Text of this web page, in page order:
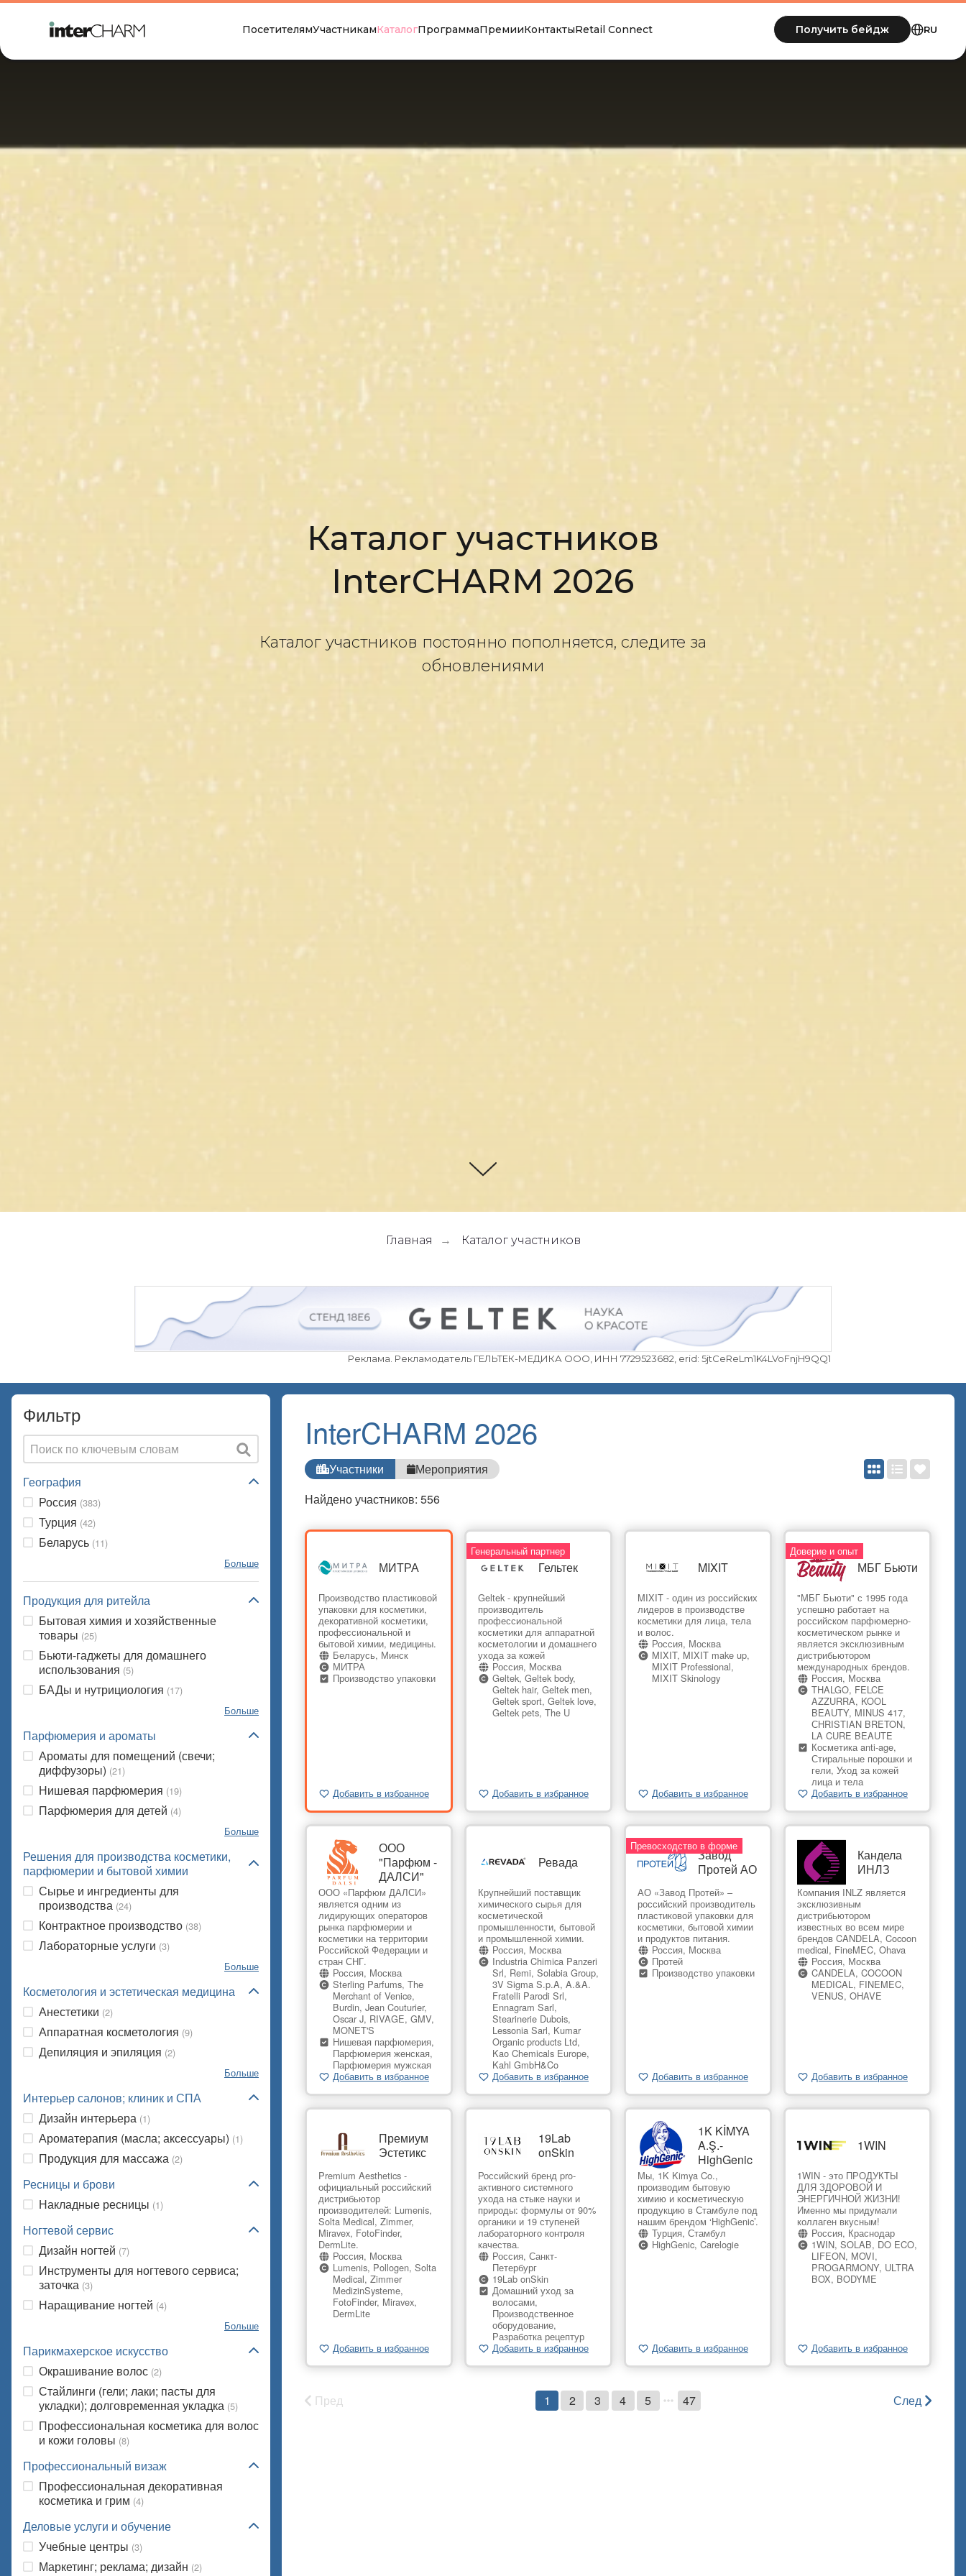
ПосетителямУчастникамКаталогПрограммаПремииКонтактыRetail Connect Получить бейдж RU
Каталог участников
InterCHARM 2026
Каталог участников постоянно пополняется, следите за
обновлениями
Главная → Каталог участников
Реклама. Рекламодатель ГЕЛЬТЕК-МЕДИКА ООО, ИНН 7729523682, erid: 5jtCeReLm1K4LVoFnjH9QQ1